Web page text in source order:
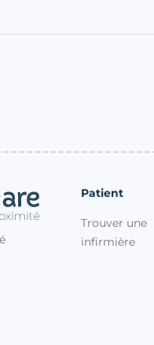
Patient
Trouver une
infirmière